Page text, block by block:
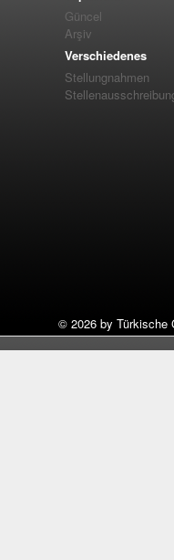
Güncel
Arşiv
Verschiedenes
Stellungnahmen
© 2026 by Türkische